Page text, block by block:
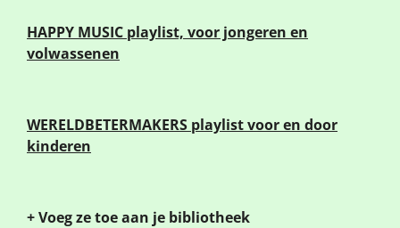
HAPPY MUSIC playlist, voor jongeren en
volwassenen
WERELDBETERMAKERS playlist voor en door
kinderen
+ Voeg ze toe aan je bibliotheek